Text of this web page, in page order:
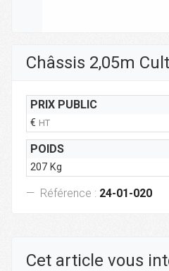
Châssis 2,05m
PRIX PUBLIC
€ HT
POIDS
207 Kg
Référence : 24-01-020
Cet article vous